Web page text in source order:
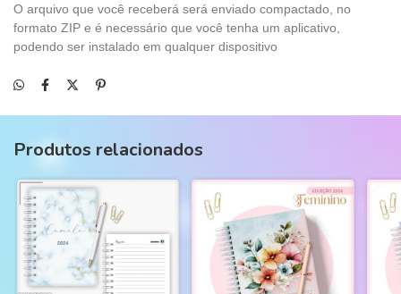
O arquivo que você receberá será enviado compactado, no
formato ZIP e é necessário que você tenha um aplicativo,
podendo ser instalado em qualquer dispositivo
Produtos relacionados